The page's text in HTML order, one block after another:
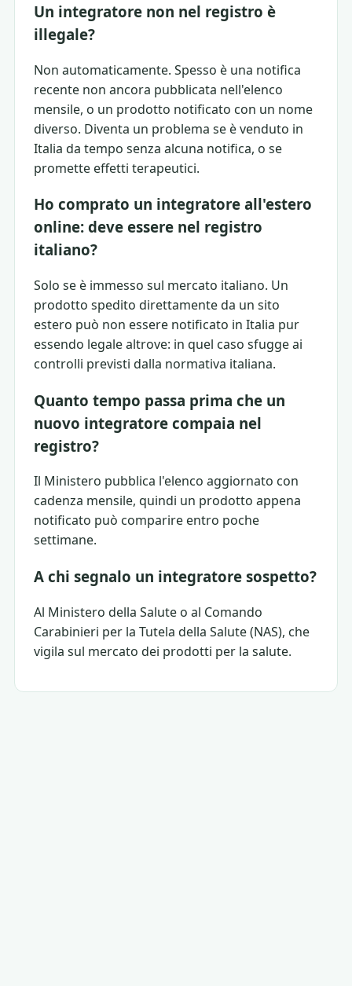
Un integratore non nel registro è
illegale?
Non automaticamente. Spesso è una notifica
recente non ancora pubblicata nell'elenco
mensile, o un prodotto notificato con un nome
diverso. Diventa un problema se è venduto in
Italia da tempo senza alcuna notifica, o se
promette effetti terapeutici.
Ho comprato un integratore all'estero
online: deve essere nel registro
italiano?
Solo se è immesso sul mercato italiano. Un
prodotto spedito direttamente da un sito
estero può non essere notificato in Italia pur
essendo legale altrove: in quel caso sfugge ai
controlli previsti dalla normativa italiana.
Quanto tempo passa prima che un
nuovo integratore compaia nel
registro?
Il Ministero pubblica l'elenco aggiornato con
cadenza mensile, quindi un prodotto appena
notificato può comparire entro poche
settimane.
A chi segnalo un integratore sospetto?
Al Ministero della Salute o al Comando
Carabinieri per la Tutela della Salute (NAS), che
vigila sul mercato dei prodotti per la salute.